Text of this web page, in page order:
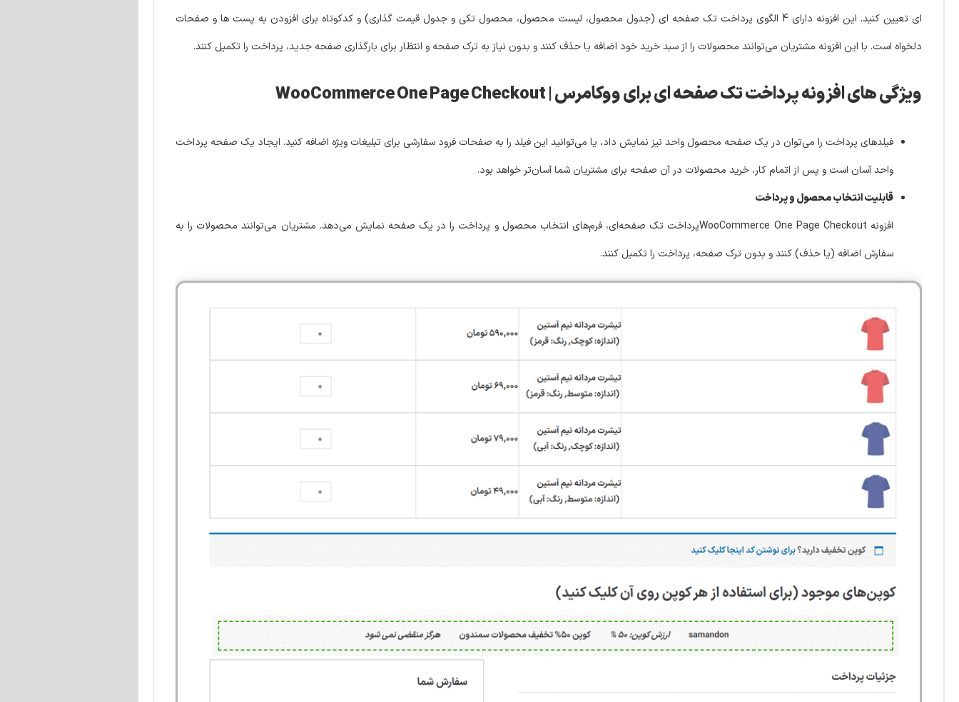
ای تعیین کنید. این افزونه دارای 4 الگوی پرداخت تک صفحه ای (جدول محصول، لیست محصول، محصول تکی و جدول قیمت گذاری) و کدکوتاه برای افزودن به پست ها و صفحات
دلخواه است. با این افزونه مشتریان می‌توانند محصولات را از سبد خرید خود اضافه یا حذف کنند و بدون نیاز به ترک صفحه و انتظار برای بارگذاری صفحه جدید، پرداخت را تکمیل کنند.
ویژگی های افزونه پرداخت تک صفحه ای برای ووکامرس | WooCommerce One Page Checkout
فیلدهای پرداخت را می‌توان در یک صفحه محصول واحد نیز نمایش داد، یا می‌توانید این فیلد را به صفحات فرود سفارشی برای تبلیغات ویژه اضافه کنید. ایجاد یک صفحه پرداخت
واحد آسان است و پس از اتمام کار، خرید محصولات در آن صفحه برای مشتریان شما آسان‌تر خواهد بود.
قابلیت انتخاب محصول و پرداخت
افزونه WooCommerce One Page Checkoutپرداخت تک صفحه‌ای، فرم‌های انتخاب محصول و پرداخت را در یک صفحه نمایش می‌دهد. مشتریان می‌توانند محصولات را به
سفارش اضافه (یا حذف) کنند و بدون ترک صفحه، پرداخت را تکمیل کنند.